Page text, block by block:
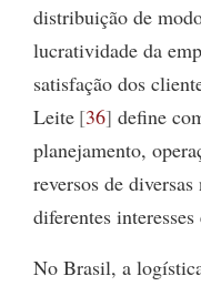
distribuição de
lucratividade da
satisfação dos
Leite 36 define
planejamento,
reversos de
diferentes
No Brasil, a